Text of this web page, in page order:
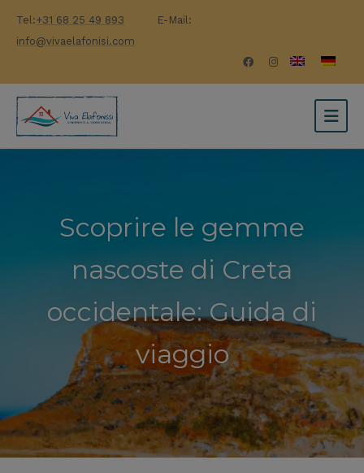
Tel:+31 68 25 49 893
E-Mail:
info@vivaelafonisi.com
Scoprire le gemme
nascoste di Creta
occidentale: Guida di
viaggio